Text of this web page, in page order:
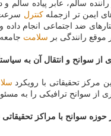
سالم، عابر پیاده سالم و
ایمن تر ازجملهكنترل
ضد اجتماعی انجام
رانندگی بر سلامت
سوانح و انتقال آن به
مركز تحقیقاتی با رویكرد
سوانح ترافیكی را به
سوانح با مراكز